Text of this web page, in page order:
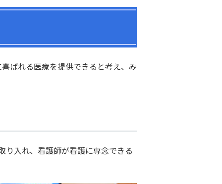
ばれる医療を提供できると考え、み
り入れ、看護師が看護に専念できる